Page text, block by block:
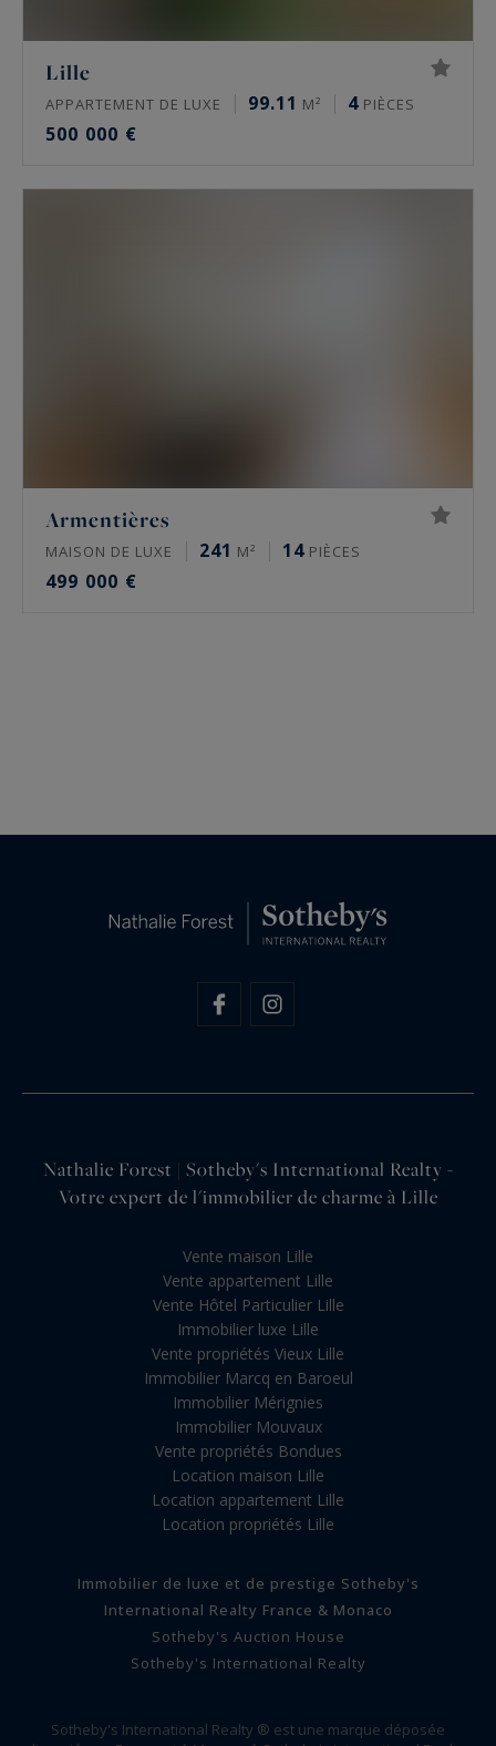
Lille
APPARTEMENT DE LUXE 99.11 M² 4 PIÈCES
500 000 €
Armentières
MAISON DE LUXE 241 M² 14 PIÈCES
499 000 €
Nathalie Forest | Sotheby's International Realty -
Votre expert de l'immobilier de charme à Lille
Vente maison Lille
Vente appartement Lille
Vente Hôtel Particulier Lille
Immobilier luxe Lille
Vente propriétés Vieux Lille
Immobilier Marcq en Baroeul
Immobilier Mérignies
Immobilier Mouvaux
Vente propriétés Bondues
Location maison Lille
Location appartement Lille
Location propriétés Lille
Immobilier de luxe et de prestige Sotheby's
International Realty France & Monaco
Sotheby's Auction House
Sotheby's International Realty
Sotheby's International Realty ® est une marque déposée